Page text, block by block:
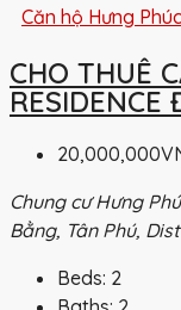
Căn hộ Hưng
CHO THUÊ
RESIDENCE
Chung cư Hưng
Bằng, Tân Phú,
Beds: 2